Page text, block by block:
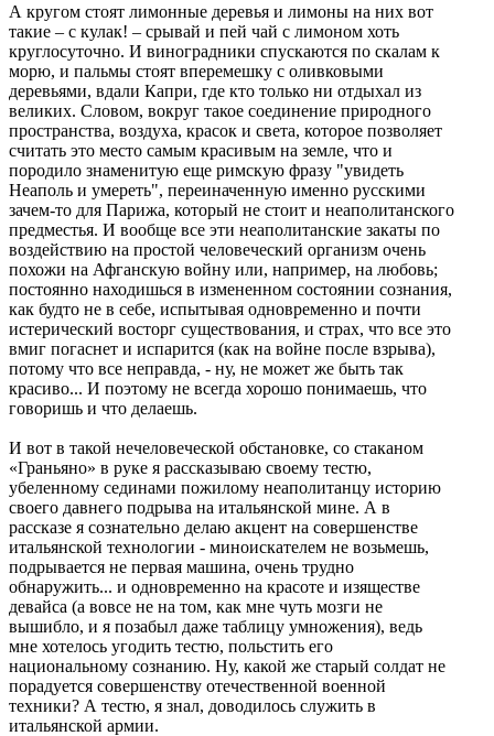
А кругом стоят лимонные деревья и лимоны на них вот
такие – с кулак! – срывай и пей чай с лимоном хоть
круглосуточно. И виноградники спускаются по скалам к
морю, и пальмы стоят вперемешку с оливковыми
деревьями, вдали Капри, где кто только ни отдыхал из
великих. Словом, вокруг такое соединение природного
пространства, воздуха, красок и света, которое позволяет
считать это место самым красивым на земле, что и
породило знаменитую еще римскую фразу "увидеть
Неаполь и умереть", переиначенную именно русскими
зачем-то для Парижа, который не стоит и неаполитанского
предместья. И вообще все эти неаполитанские закаты по
воздействию на простой человеческий организм очень
похожи на Афганскую войну или, например, на любовь;
постоянно находишься в измененном состоянии сознания,
как будто не в себе, испытывая одновременно и почти
истерический восторг существования, и страх, что все это
вмиг погаснет и испарится (как на войне после взрыва),
потому что все неправда, - ну, не может же быть так
красиво... И поэтому не всегда хорошо понимаешь, что
говоришь и что делаешь.
И вот в такой нечеловеческой обстановке, со стаканом
«Граньяно» в руке я рассказываю своему тестю,
убеленному сединами пожилому неаполитанцу историю
своего давнего подрыва на итальянской мине. А в
рассказе я сознательно делаю акцент на совершенстве
итальянской технологии - миноискателем не возьмешь,
подрывается не первая машина, очень трудно
обнаружить... и одновременно на красоте и изяществе
девайса (а вовсе не на том, как мне чуть мозги не
вышибло, и я позабыл даже таблицу умножения), ведь
мне хотелось угодить тестю, польстить его
национальному сознанию. Ну, какой же старый солдат не
порадуется совершенству отечественной военной
техники? А тестю, я знал, доводилось служить в
итальянской армии.